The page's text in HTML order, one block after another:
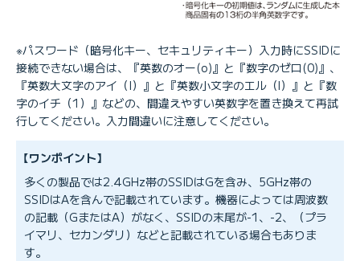
※パスワード（暗号化キー、セキュリティキー）入力時にSSIDに
接続できない場合は、『英数のオー(o)』と『数字のゼロ(0)』、
『英数大文字のアイ（I）』と『英数小文字のエル（l）』と『数
字のイチ（1）』などの、間違えやすい英数字を置き換えて再試
行してください。入力間違いに注意してください。
【ワンポイント】
多くの製品では2.4GHz帯のSSIDはGを含み、5GHz帯の
SSIDはAを含んで記載されています。機器によっては周波数
の記載（GまたはA）がなく、SSIDの末尾が-1、-2、（プラ
イマリ、セカンダリ）などと記載されている場合もありま
す。